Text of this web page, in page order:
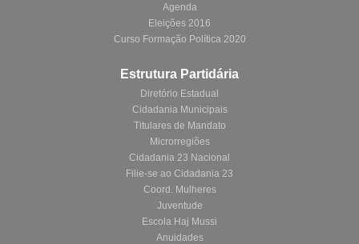
Agenda
Eleições 2016
Curso Formação Política 2020
Estrutura Partidária
Diretório Estadual
Cidadania Municipais
Titulares de Mandato
Microrregiões
Cidadania 23 Nacional
Filie-se ao Cidadania 23
Coord. Mulheres
Juventude
Escola Haj Mussi
Anuidades